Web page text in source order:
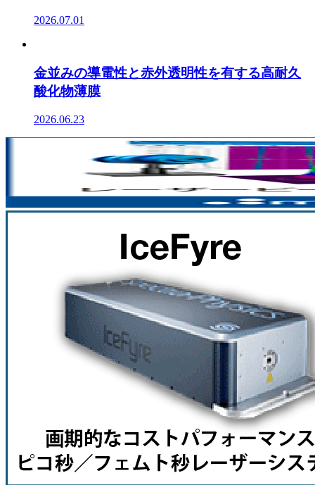
2026.07.01
金並みの導電性と赤外透明性を有する高耐久
酸化物薄膜
2026.06.23